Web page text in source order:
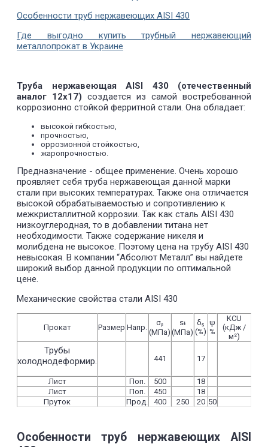
Особенности труб нержавеющих AISI 430
Где выгодно купить трубный нержавеющий
металлопрокат в Украине
Труба нержавеющая AISI 430 (отечественный
аналог 12х17) создается из самой востребованной
коррозионно стойкой ферритной стали. Она обладает:
высокой гибкостью,
прочностью,
оррозионной стойкостью,
жаропрочностью.
Предназначение - общее применение. Очень хорошо
проявляет себя труба нержавеющая данной марки
стали при высоких температурах. Также она отличается
высокой обрабатываемостью и сопротивлению к
межкристаллитной коррозии. Так как сталь AISI 430
низкоуглеродная, то в добавлении титана нет
необходимости. Также содержание никеля и
молибдена не высокое. Поэтому цена на трубу AISI 430
невысокая. В компании “Абсолют Металл” вы найдете
широкий выбор данной продукции по оптимальной
цене.
Механические свойства стали AISI 430
Прокат Размер Напр.
σᵦ
(МПа)
sᵼ
(МПа)
δ₅
(%)
ψ
%
KCU
(кДж /
м²)
Трубы
холоднодеформир.
441 17
Лист Поп. 500
18
Лист
Поп. 450
18
Пруток
Прод. 400 250 20 50
Особенности труб нержавеющих AISI